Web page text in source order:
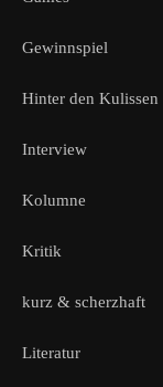
Gewinnspiel
Hinter den Kulissen
Interview
Kolumne
Kritik
kurz & scherzhaft
Literatur